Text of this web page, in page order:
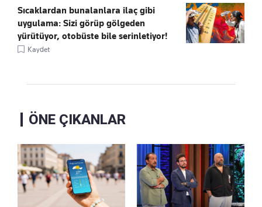
Sıcaklardan bunalanlara ilaç gibi
uygulama: Sizi görüp gölgeden
yürütüyor, otobüste bile serinletiyor!
Kaydet
ÖNE ÇIKANLAR